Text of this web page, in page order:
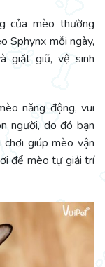
của mèo thường
Sphynx mỗi ngày,
giặt giũ, vệ sinh
năng động, vui
người, do đó bạn
giúp mèo vận
để mèo tự giải trí